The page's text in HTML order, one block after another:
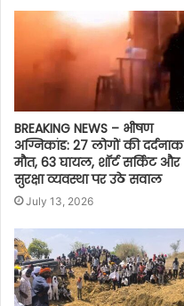
BREAKING NEWS – भीषण
अग्निकांड: 27 लोगों की दर्दनाक
मौत, 63 घायल, शॉर्ट सर्किट और
सुरक्षा व्यवस्था पर उठे सवाल
July 13, 2026